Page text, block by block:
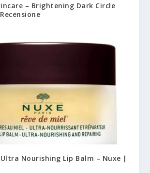
– Brightening Dark Circle
Ultra Nourishing Lip Balm – Nuxe |